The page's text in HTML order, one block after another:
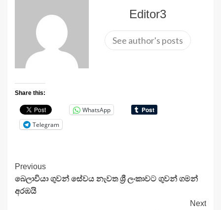
Editor3
See author's posts
Share this:
WhatsApp
Telegram
Continue
Reading
Previous
බෙලාවියා ගුවන් සේවය නැවත ශ්‍රී ලංකාවට ගුවන් ගමන්
අරඹයි
Next